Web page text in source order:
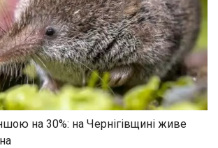
на 30%: на Чернігівщині живе